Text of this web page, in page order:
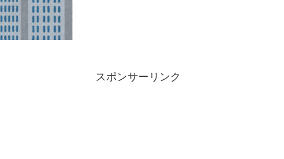
スポンサーリンク